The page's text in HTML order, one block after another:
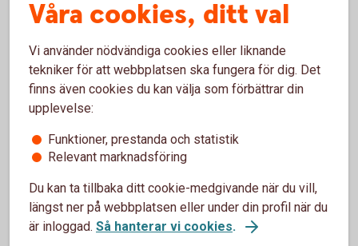
Nybörjare? Lär dig mer med vår aktieskola!
Hur fungerar aktier?
Hur kan du öka chansen att tjäna pengar på
aktier?
Med vår aktieskola blir det både roligare och enklare
att handla.
Våra cookies, ditt val
Vi använder nödvändiga cookies eller liknande
tekniker för att webbplatsen ska fungera för dig. Det
finns även cookies du kan välja som förbättrar din
upplevelse:
Funktioner, prestanda och statistik
Relevant marknadsföring
Du kan ta tillbaka ditt cookie-medgivande när du vill,
längst ner på webbplatsen eller under din profil när du
är inloggad. Så hanterar vi cookies.